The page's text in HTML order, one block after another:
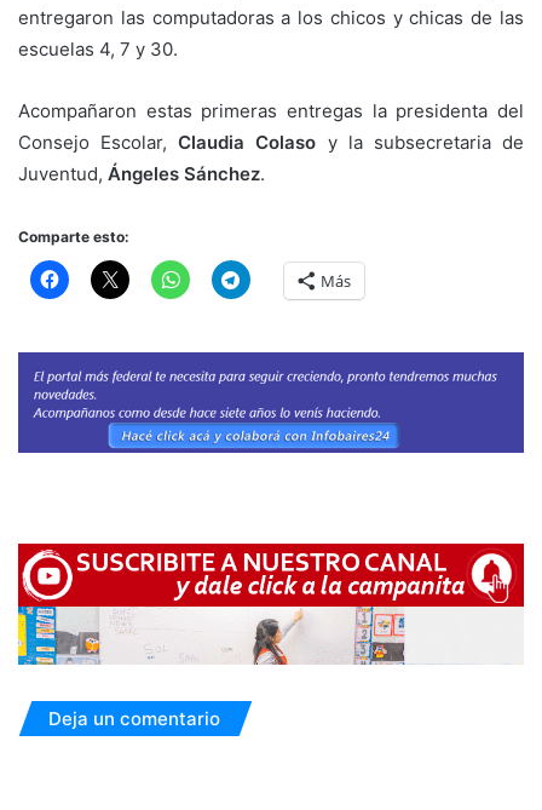
entregaron las computadoras a los chicos y chicas de las
escuelas 4, 7 y 30.
Acompañaron estas primeras entregas la presidenta del
Consejo Escolar,Claudia Colaso y la subsecretaria de
Juventud, Ángeles Sánchez.
Comparte esto:
Más
Deja un comentario